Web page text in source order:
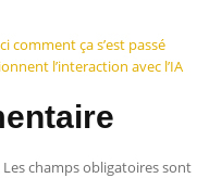
comment ça s’est passé
l’interaction avec l’IA
Les champs obligatoires sont